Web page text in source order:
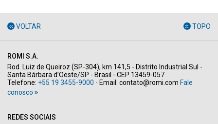
VOLTAR TOPO
REDES SOCIAIS
ROMI S.A.
Rod. Luiz de Queiroz (SP-304), km 141,5 - Distrito Industrial Sul -
Santa Bárbara d’Oeste/SP - Brasil - CEP 13459-057
Telefone: +55 19 3455-9000 - Email: contato@romi.com Fale
conosco